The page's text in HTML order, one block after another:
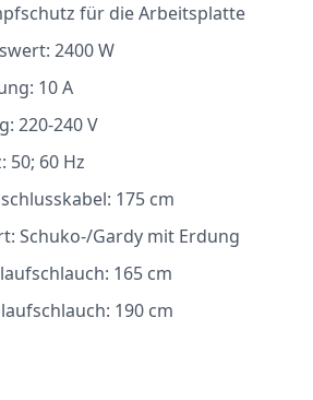
für die Arbeitsplatte
2400 W
10 A
220-240 V
50; 60 Hz
175 cm
Schuko-/Gardy mit Erdung
165 cm
190 cm